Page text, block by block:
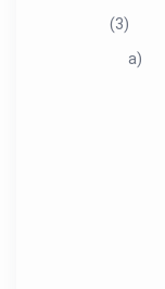
(3)
a)